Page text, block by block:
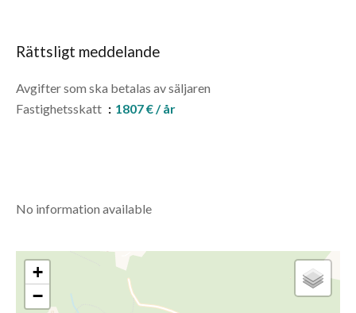
Rättsligt meddelande
Avgifter som ska betalas av säljaren
Fastighetsskatt
1807 € / år
No information available
+
−